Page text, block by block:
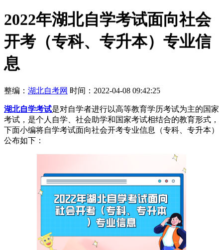
2022年湖北自学考试面向社会
开考（专科、专升本）专业信
息
整编： 湖北自考网 时间：2022-04-08 09:42:25
湖北自学考试是对自学者进行以高等教育学历考试为主的国家
考试，是个人自学、社会助学和国家考试相结合的教育形式，
下面小编将自学考试面向社会开考专业信息（专科、专升本）
公布如下：